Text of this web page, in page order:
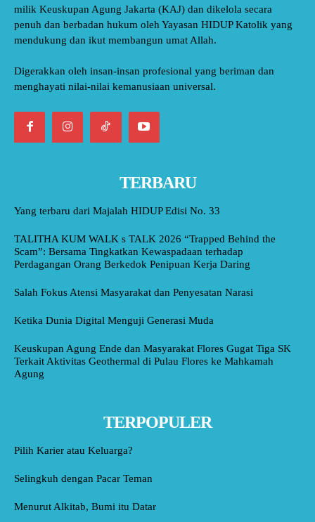
milik Keuskupan Agung Jakarta (KAJ) dan dikelola secara
penuh dan berbadan hukum oleh Yayasan HIDUP Katolik yang
mendukung dan ikut membangun umat Allah.
Digerakkan oleh insan-insan profesional yang beriman dan
menghayati nilai-nilai kemanusiaan universal.
TERBARU
Yang terbaru dari Majalah HIDUP Edisi No. 33
TALITHA KUM WALK s TALK 2026 “Trapped Behind the
Scam”: Bersama Tingkatkan Kewaspadaan terhadap
Perdagangan Orang Berkedok Penipuan Kerja Daring
Salah Fokus Atensi Masyarakat dan Penyesatan Narasi
Ketika Dunia Digital Menguji Generasi Muda
Keuskupan Agung Ende dan Masyarakat Flores Gugat Tiga SK
Terkait Aktivitas Geothermal di Pulau Flores ke Mahkamah
Agung
TERPOPULER
Pilih Karier atau Keluarga?
Selingkuh dengan Pacar Teman
Menurut Alkitab, Bumi itu Datar